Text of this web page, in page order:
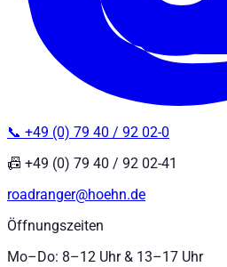
📞 +49 (0) 79 40 / 92 02-0
📠 +49 (0) 79 40 / 92 02-41
roadranger@hoehn.de
Öffnungszeiten
Mo–Do: 8–12 Uhr & 13–17 Uhr